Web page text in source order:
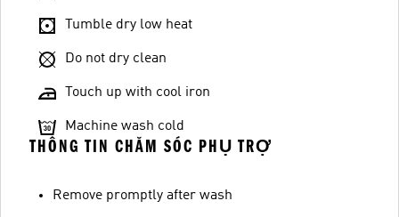
Tumble dry low heat
Do not dry clean
Touch up with cool iron
Machine wash cold
THÔNG TIN CHĂM SÓC PHỤ TRỢ
Remove promptly after wash